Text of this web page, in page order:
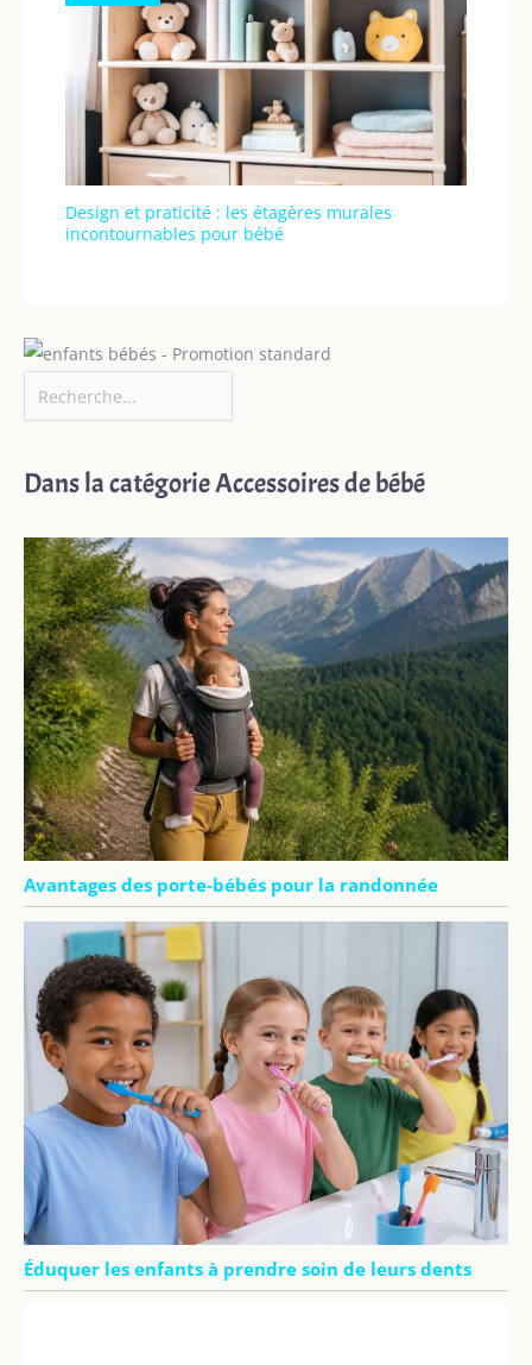
Design et praticité : les étagères murales
incontournables pour bébé
Dans la catégorie Accessoires de bébé
Avantages des porte-bébés pour la randonnée
Éduquer les enfants à prendre soin de leurs dents